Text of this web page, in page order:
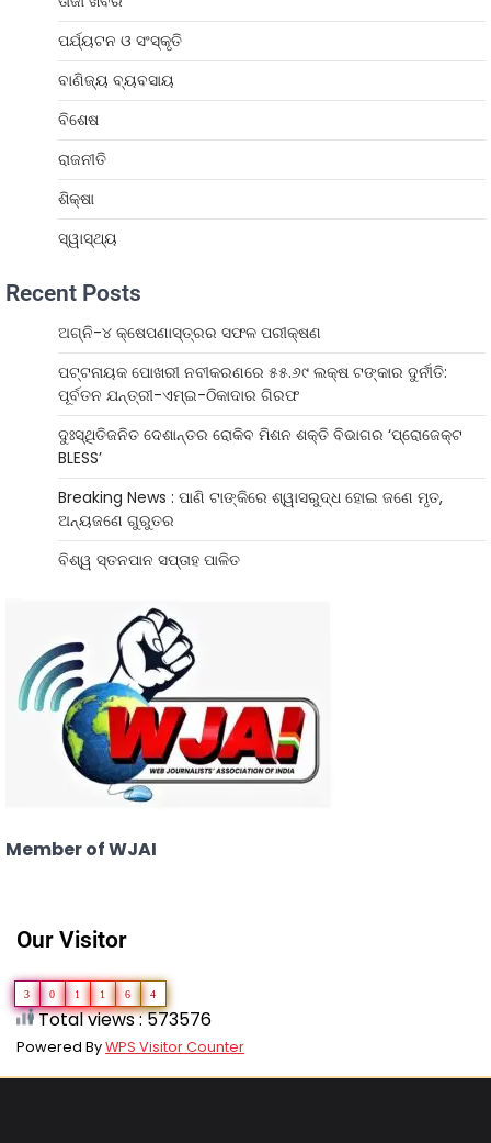
ପର୍ଯ୍ୟଟନ ଓ ସଂସ୍କୃତି
ବାଣିଜ୍ୟ ବ୍ୟବସାୟ
ବିଶେଷ
ରାଜନୀତି
ଶିକ୍ଷା
ସ୍ୱାସ୍ଥ୍ୟ
Recent Posts
ଅଗ୍ନି-୪ କ୍ଷେପଣାସ୍ତ୍ରର ସଫଳ ପରୀକ୍ଷଣ
ପଟ୍ଟନାୟକ ପୋଖରୀ ନବୀକରଣରେ ୫୫.୬୯ ଲକ୍ଷ ଟଙ୍କାର ଦୁର୍ନୀତି:
ପୂର୍ବତନ ଯନ୍ତ୍ରୀ-ଏମ୍‌ଇ-ଠିକାଦାର ଗିରଫ
ଦୁଃସ୍ଥିତିଜନିତ ଦେଶାନ୍ତର ରୋକିବ ମିଶନ ଶକ୍ତି ବିଭାଗର ‘ପ୍ରୋଜେକ୍ଟ
BLESS’
Breaking News : ପାଣି ଟାଙ୍କିରେ ଶ୍ୱାସରୁଦ୍ଧ ହୋଇ ଜଣେ ମୃତ,
ଅନ୍ୟଜଣେ ଗୁରୁତର
ବିଶ୍ୱ ସ୍ତନପାନ ସପ୍ତାହ ପାଳିତ
Member of WJAI
Our Visitor
3 0 1 1 6 4
Total views : 573576
Powered ByWPS Visitor Counter